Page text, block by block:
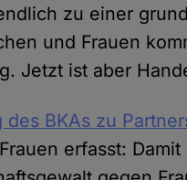
zu einer
und Frauen
Jetzt ist aber
BKAs zu
erfasst: